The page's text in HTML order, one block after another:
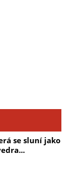
se sluní jako